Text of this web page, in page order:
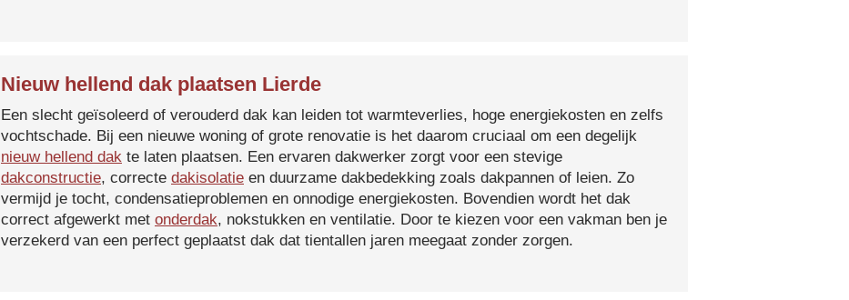
Nieuw hellend dak plaatsen Lierde
Een slecht geïsoleerd of verouderd dak kan leiden tot warmteverlies, hoge energiekosten en zelfs
vochtschade. Bij een nieuwe woning of grote renovatie is het daarom cruciaal om een degelijk
nieuw hellend dak te laten plaatsen. Een ervaren dakwerker zorgt voor een stevige
dakconstructie, correcte dakisolatie en duurzame dakbedekking zoals dakpannen of leien. Zo
vermijd je tocht, condensatieproblemen en onnodige energiekosten. Bovendien wordt het dak
correct afgewerkt met onderdak, nokstukken en ventilatie. Door te kiezen voor een vakman ben je
verzekerd van een perfect geplaatst dak dat tientallen jaren meegaat zonder zorgen.